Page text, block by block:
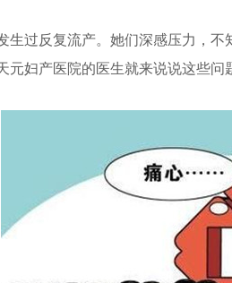
生过反复流产。她们深感压力，
元妇产医院的医生就来说说这些问